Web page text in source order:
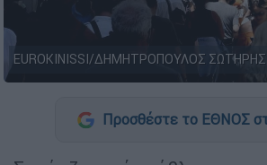
EUROKINISSI/ΔΗΜΗΤΡΟΠΟΥΛΟΣ ΣΩΤΗΡΗΣ
Προσθέστε το ΕΘΝΟΣ